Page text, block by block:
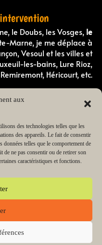
aux
des technologies telles que les
des appareils. Le fait de consentir
données telles que le comportement de
de ne pas consentir ou de retirer son
caractéristiques et fonctions.
le Doubs, les Vosges, le
Marne, je me déplace à
Vesoul et les villes et
les-bains, Lure Rioz,
Remiremont, Héricourt, etc.
canin en Haute-Saone
canin dans les Vosges
canin en Haute-Saône
canin dans le Doubs
le Territoire de Belfort
canin en Haute-Marne
de chiot en Haute-Saône
de chiot dans les Vosges
dog Educateur et
Vosges | Propulsé par